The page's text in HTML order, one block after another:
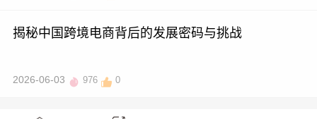
揭秘中国跨境电商背后的发展密码与挑战
2026-06-03 976 0